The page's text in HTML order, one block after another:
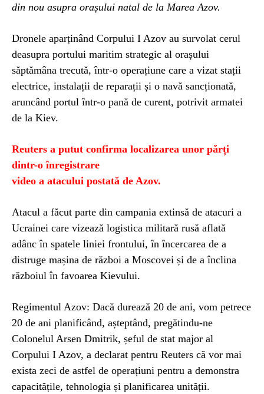
din nou asupra orașului natal de la Marea Azov.
Dronele aparținând Corpului I Azov au survolat cerul
deasupra portului maritim strategic al orașului
săptămâna trecută, într-o operațiune care a vizat stații
electrice, instalații de reparații și o navă sancționată,
aruncând portul într-o pană de curent, potrivit armatei
de la Kiev.
Reuters a putut confirma localizarea unor părți
dintr-o înregistrare
video a atacului postată de Azov.
Atacul a făcut parte din campania extinsă de atacuri a
Ucrainei care vizează logistica militară rusă aflată
adânc în spatele liniei frontului, în încercarea de a
distruge mașina de război a Moscovei și de a înclina
războiul în favoarea Kievului.
Regimentul Azov: Dacă durează 20 de ani, vom petrece
20 de ani planificând, așteptând, pregătindu-ne
Colonelul Arsen Dmitrik, șeful de stat major al
Corpului I Azov, a declarat pentru Reuters că vor mai
exista zeci de astfel de operațiuni pentru a demonstra
capacitățile, tehnologia și planificarea unității.